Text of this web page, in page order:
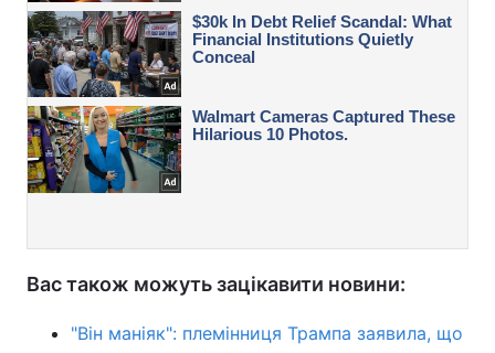
Вас також можуть зацікавити новини:
"Він маніяк": племінниця Трампа заявила, що